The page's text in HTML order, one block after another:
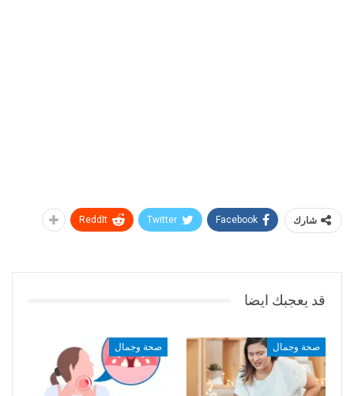
شارك Facebook
Twitter
ReddIt
قد يعجبك ايضا
صحة وجمال صحة وجمال